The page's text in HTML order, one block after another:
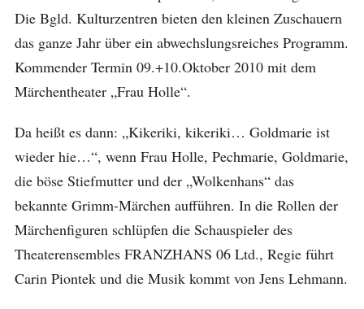
Die Bgld. Kulturzentren bieten den kleinen Zuschauern
das ganze Jahr über ein abwechslungsreiches Programm.
Kommender Termin 09.+10.Oktober 2010 mit dem
Märchentheater „Frau Holle“.
Da heißt es dann: „Kikeriki, kikeriki… Goldmarie ist
wieder hie…“, wenn Frau Holle, Pechmarie, Goldmarie,
die böse Stiefmutter und der „Wolkenhans“ das
bekannte Grimm-Märchen aufführen. In die Rollen der
Märchenfiguren schlüpfen die Schauspieler des
Theaterensembles FRANZHANS 06 Ltd., Regie führt
Carin Piontek und die Musik kommt von Jens Lehmann.